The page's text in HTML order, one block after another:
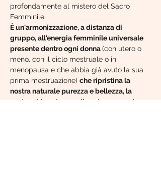
profondamente al mistero del Sacro
Femminile.
È un'armonizzazione, a distanza di
gruppo, all'energia femminile universale
presente dentro ogni donna (con utero o
meno, con il ciclo mestruale o in
menopausa e che abbia già avuto la sua
prima mestruazione) che ripristina la
nostra naturale purezza e bellezza, la
nostra abbondanza e il nostro amore, la